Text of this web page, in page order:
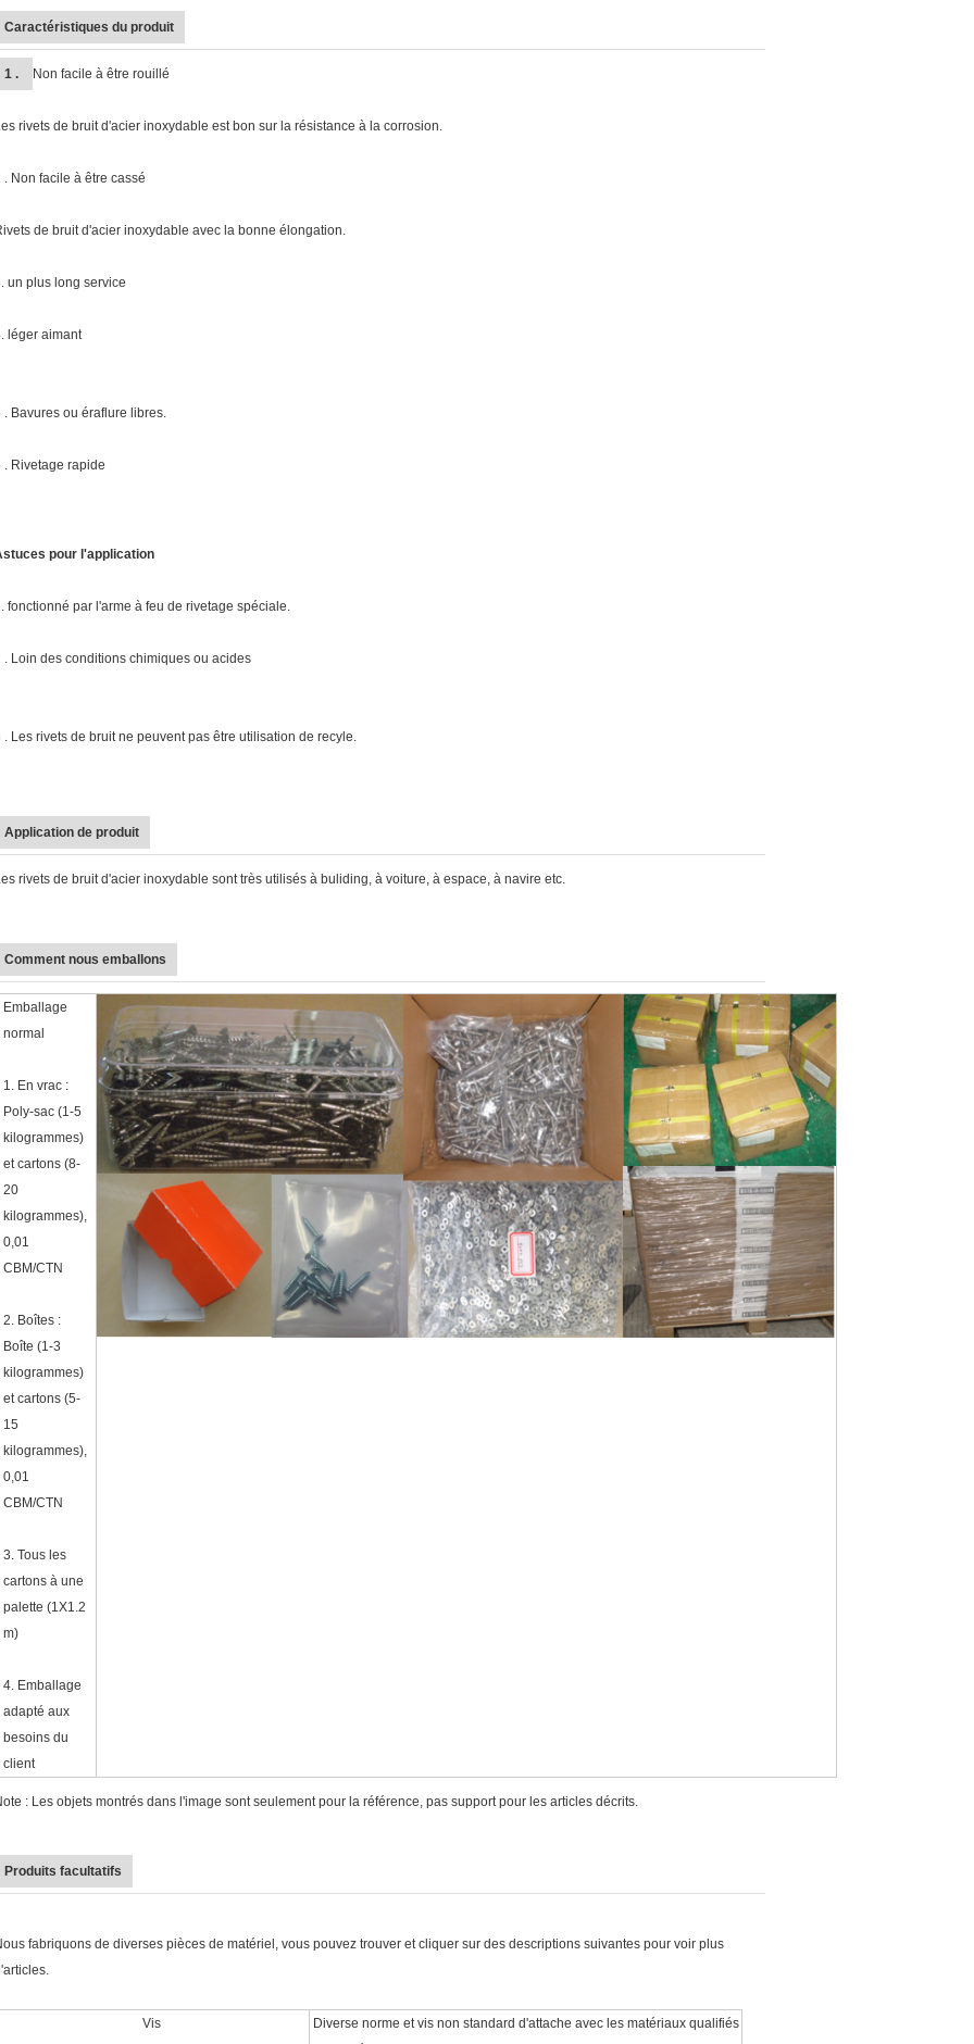
Caractéristiques du produit
1 . Non facile à être rouillé
rivets de bruit d'acier inoxydable est bon sur la résistance à la corrosion.
. Non facile à être cassé
de bruit d'acier inoxydable avec la bonne élongation.
un plus long service
léger aimant
. Bavures ou éraflure libres.
. Rivetage rapide
pour l'application
fonctionné par l'arme à feu de rivetage spéciale.
. Loin des conditions chimiques ou acides
. Les rivets de bruit ne peuvent pas être utilisation de recyle.
Application de produit
rivets de bruit d'acier inoxydable sont très utilisés à buliding, à voiture, à espace, à navire etc.
Comment nous emballons
Emballage
normal
1. En vrac :
Poly-sac (1-5
kilogrammes)
et cartons (8-
20
kilogrammes),
0,01
CBM/CTN
2. Boîtes :
Boîte (1-3
kilogrammes)
et cartons (5-
15
kilogrammes),
0,01
CBM/CTN
3. Tous les
cartons à une
palette (1X1.2
m)
4. Emballage
adapté aux
besoins du
client
: Les objets montrés dans l'image sont seulement pour la référence, pas support pour les articles décrits.
Produits facultatifs
fabriquons de diverses pièces de matériel, vous pouvez trouver et cliquer sur des descriptions suivantes pour voir plus
Vis
Diverse norme et vis non standard d'attache avec les matériaux qualifiés